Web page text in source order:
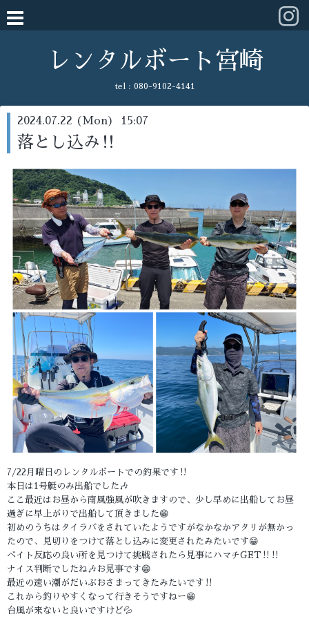
レンタルボート宮崎
tel : 080-9102-4141
2024.07.22 (Mon) 15:07
落とし込み‼️
7/22月曜日のレンタルボートでの釣果です‼️
本日は1号艇のみ出船でした🎶
ここ最近はお昼から南風強風が吹きますので、少し早めに出船してお昼
過ぎに早上がりで出船して頂きました😁
初めのうちはタイラバをされていたようですがなかなかアタリが無かっ
たので、見切りをつけて落とし込みに変更されたみたいです😁
ベイト反応の良い所を見つけて挑戦されたら見事にハマチGET‼️‼️
ナイス判断でしたね🎶お見事です😁
最近の速い潮がだいぶおさまってきたみたいです‼️
これから釣りやすくなって行きそうですねー😁
台風が来ないと良いですけど💦